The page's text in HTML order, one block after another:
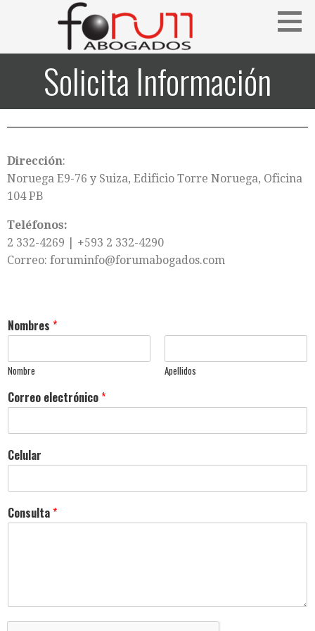
Solicita Información
Dirección:
Noruega E9-76 y Suiza, Edificio Torre Noruega, Oficina
104 PB
Teléfonos:
2 332-4269 | +593 2 332-4290
Correo: foruminfo@forumabogados.com
Nombres *
Nombre Apellidos
Correo electrónico*
Celular
Consulta*